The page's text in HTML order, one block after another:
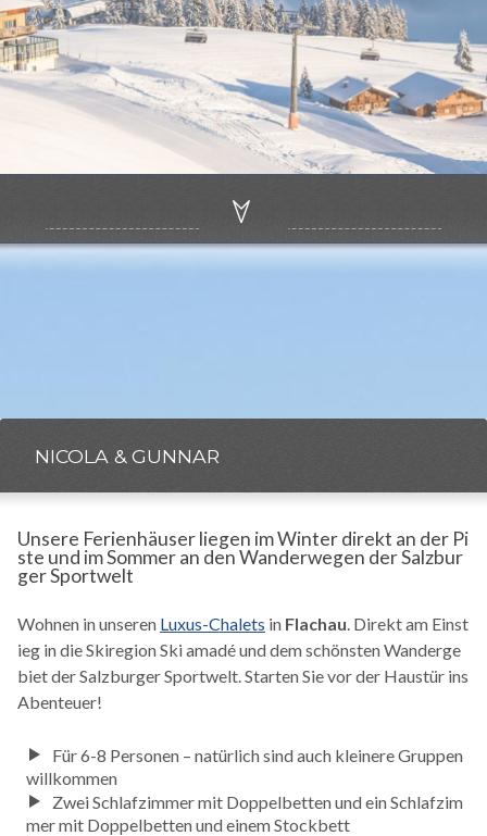
NICOLA & GUNNAR
Unsere Ferienhäuser liegen im Winter direkt an der Pi
ste und im Sommer an den Wanderwegen der Salzbur
ger Sportwelt
Wohnen in unseren Luxus-Chalets in Flachau . Direkt am Einst
ieg in die Skiregion Ski amadé und dem schönsten Wanderge
biet der Salzburger Sportwelt. Starten Sie vor der Haustür ins
Abenteuer!
Für 6-8 Personen – natürlich sind auch kleinere Gruppen
willkommen
Zwei Schlafzimmer mit Doppelbetten und ein Schlafzim
mer mit Doppelbetten und einem Stockbett